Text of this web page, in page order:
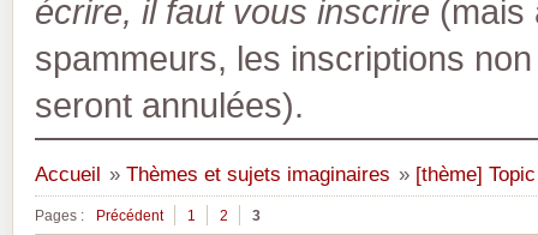
écrire, il faut vous inscrire (mais
spammeurs, les inscriptions
seront annulées).
Accueil » Thèmes et sujets imaginaires » [thème]
Pages : Précédent 1 2 3